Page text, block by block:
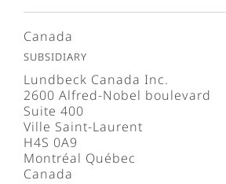
Canada
Subsidiary
Lundbeck Canada Inc.
2600 Alfred-Nobel boulevard
Suite 400
Ville Saint-Laurent
H4S 0A9
Montréal Québec
Canada